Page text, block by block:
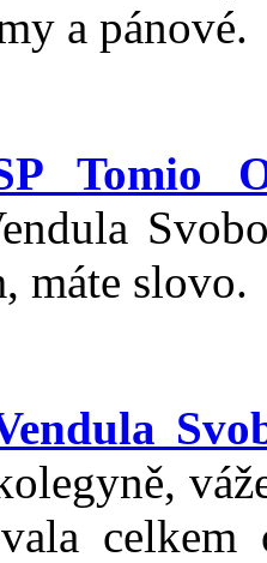
a pánové.
Tomio
máte slovo.